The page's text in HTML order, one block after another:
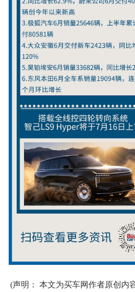
(声明： 本文为买车网作者原创内